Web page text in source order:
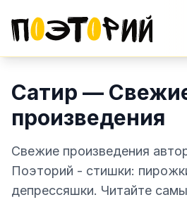
Сатир —
произведения
Свежие произведения
Поэторий - стишки:
депрессяшки. Читайте